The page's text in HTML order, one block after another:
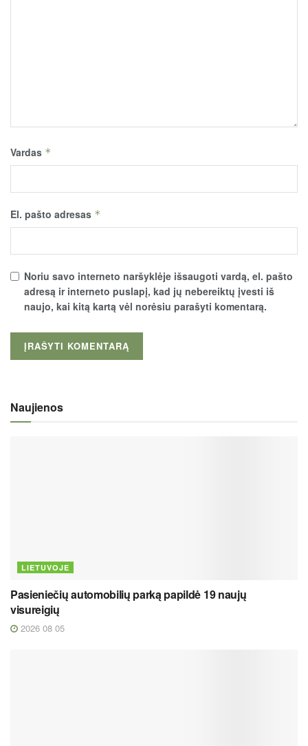
Vardas *
El. pašto adresas *
Noriu savo interneto naršyklėje išsaugoti vardą, el. pašto
adresą ir interneto puslapį, kad jų nebereiktų įvesti iš
naujo, kai kitą kartą vėl norėsiu parašyti komentarą.
Naujienos
LIETUVOJE
Pasieniečių automobilių parką papildė 19 naujų
visureigių
2026 08 05